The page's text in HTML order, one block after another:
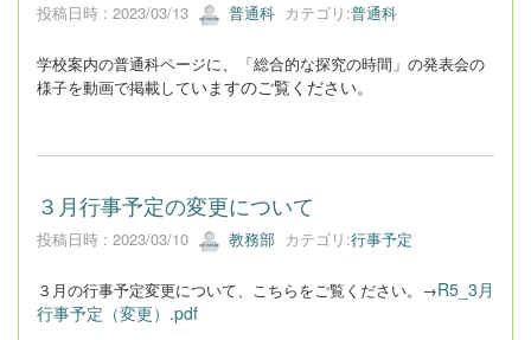
投稿日時 : 2023/03/13 普通科 カテゴリ:普通科
学校案内の普通科ページに
「総合的な探究の時間」の発表会の
様子を動画で掲載していますのご覧ください。
３月行事予定の変更について
投稿日時 : 2023/03/10 教務部 カテゴリ:行事予定
３月の行事予定変更について、こちらをご覧ください。→R5_3月
行事予定（変更）.pdf